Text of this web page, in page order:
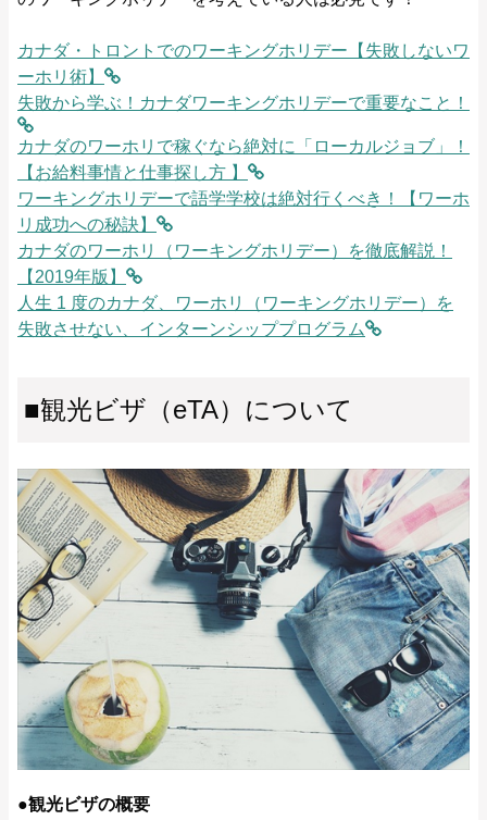
カナダ・トロントでのワーキングホリデー【失敗しないワ
ーホリ術】
失敗から学ぶ！カナダワーキングホリデーで重要なこと！
カナダのワーホリで稼ぐなら絶対に「ローカルジョブ」！
【お給料事情と仕事探し方 】
ワーキングホリデーで語学学校は絶対行くべき！【ワーホ
リ成功への秘訣】
カナダのワーホリ（ワーキングホリデー）を徹底解説！
【2019年版】
⼈⽣ 1 度のカナダ、ワーホリ（ワーキングホリデー）を
失敗させない、インターンシッププログラム
■観光ビザ（eTA）について
●観光ビザの概要